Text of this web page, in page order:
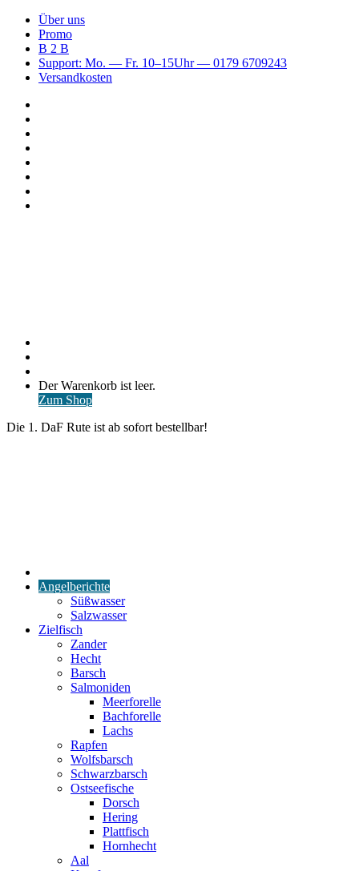
Über uns
Promo
B 2 B
Support: Mo. — Fr. 10–15Uhr — 0179 6709243
Versandkosten
Warenkorb
ansehen
Der Warenkorb ist leer.
Zum Shop
Die 1. DaF Rute ist ab sofort bestellbar!
Angelberichte
Süßwasser
Salzwasser
Zielfisch
Zander
Hecht
Barsch
Salmoniden
Meerforelle
Bachforelle
Lachs
Rapfen
Wolfsbarsch
Schwarzbarsch
Ostseefische
Dorsch
Hering
Plattfisch
Hornhecht
Aal